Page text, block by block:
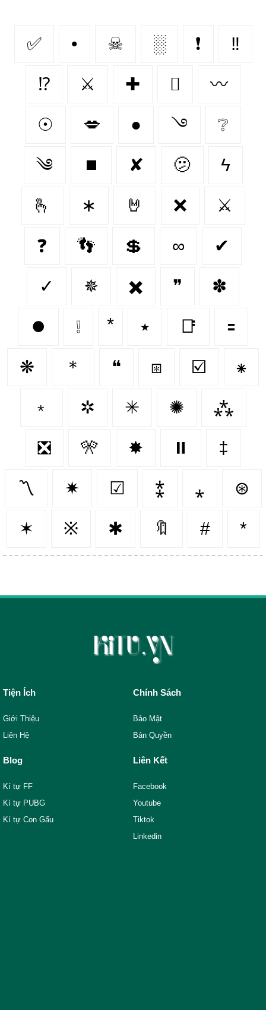
✅ • ☠ ░ ❗ ‼
⁉ ⚔ ✚ 🫆 〰
☉ 💋 ● ࿓ ❔
༄ ⏹️ ✘ 🫤 ϟ
🫰 ∗ 🤘 ❌ ⚔️
❓ 👣 💲 ∞ ✔
✓ ✵ ✖️ ❞ ✽
⏺️ ❕ ٭ 📑 🟰
❋ ＊ ❝ ⧆ ☑️ ⁕
﹡ ✲ ✳ ✺ ⁂
❎ 🎌 ✸ ⏸️ ‡
〽 ✷ ☑ ⁑ ⁎ ⊛
✶ ※ ✱ 🔖 # *
Tiện Ích
Giới Thiệu
Liên Hệ
Chính Sách
Bảo Mật
Bản Quyền
Blog
Kí tự FF
Kí tự PUBG
Kí tự Con Gấu
Liên Kết
Facebook
Youtube
Tiktok
Linkedin